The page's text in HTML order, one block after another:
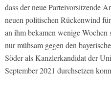
dass der neue Parteivorsitzende
neuen politischen Rückenwind
an ihm bekamen wenige Wochen
nur mühsam gegen den
Söder als Kanzlerkandidat der
September 2021 durchsetzen